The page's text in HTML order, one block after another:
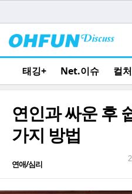
태깅+ Net.이슈 컬
연인과 싸운 후
가지 방법
연애/심리